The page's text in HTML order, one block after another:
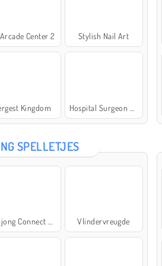
Center 2 Stylish Nail Art
Kingdom
SPELLETJES
Vlindervreugde